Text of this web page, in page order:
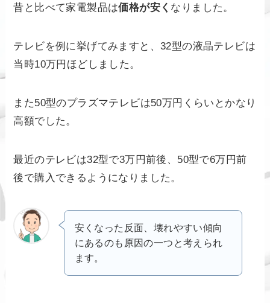
昔と比べて家電製品は価格が安く なりました。
テレビを例に挙げてみますと、32型の液晶テレビは
当時10万円ほどしました。
また50型のプラズマテレビは50万円くらいとかなり
高額でした。
最近のテレビは32型で3万円前後、50型で6万円前
後で購入できるようになりました。
安くなった反面、壊れやすい傾向
にあるのも原因の一つと考えられ
ます。